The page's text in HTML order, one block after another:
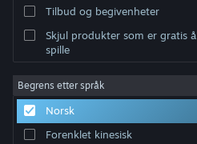
Om
Kundestøtte
Tilbud og begivenheter
Skjul produkter som er gratis å
spille
Begrens etter språk
Norsk
Forenklet kinesisk
Utvikler: Feral interactive (Linux)
Sorter etter Relevans